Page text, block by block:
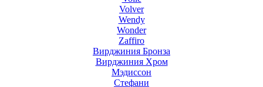
Volver
Wendy
Wonder
Zaffiro
Вирджиния Бронза
Вирджиния Хром
Мэдиссон
Стефани